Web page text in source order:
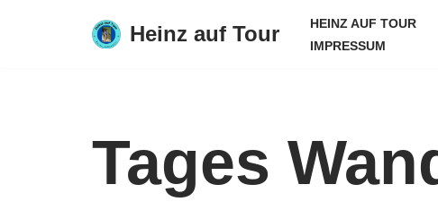
Heinz auf Tour HEINZ AUF TOUR
IMPRESSUM
Tages